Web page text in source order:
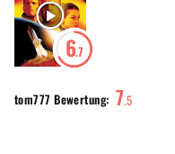
6.7
tom777 Bewertung: 7.5